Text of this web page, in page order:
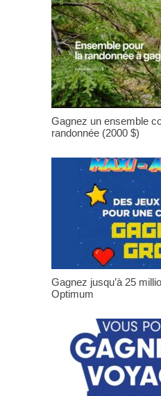
Gagnez un ensemble
randonnée (2000 $)
Gagnez jusqu’à 25
Optimum